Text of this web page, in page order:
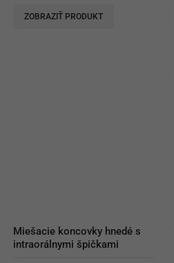
ZOBRAZIŤ PRODUKT
Miešacie koncovky hnedé s
intraorálnymi špičkami